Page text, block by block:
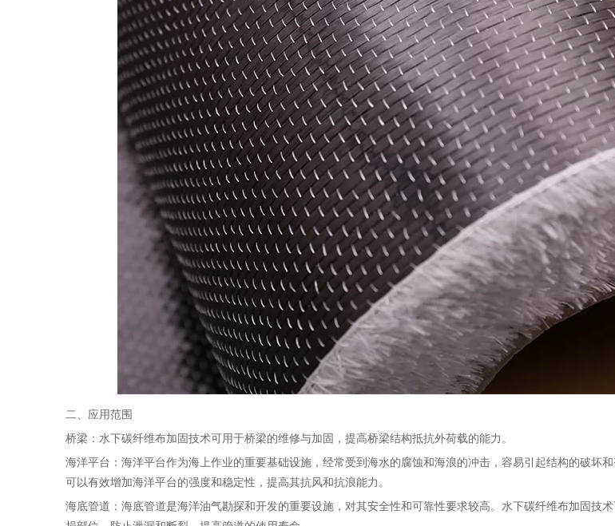
二、应用范围
桥梁：水下碳纤维布加固技术可用于桥梁的维修与加固，提高桥梁结构抵抗外荷载的能力。
海洋平台：海洋平台作为海上作业的重要基础设施，经常受到海水的腐蚀和海浪的冲击，容易引起结构的破坏
可以有效增加海洋平台的强度和稳定性，提高其抗风和抗浪能力。
海底管道：海底管道是海洋油气勘探和开发的重要设施，对其安全性和可靠性要求较高。水下碳纤维布加固技